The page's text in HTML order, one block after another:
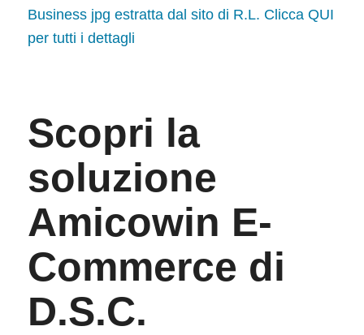
Business jpg estratta dal sito di R.L. Clicca QUI
per tutti i dettagli
Scopri la
soluzione
Amicowin E-
Commerce di
D.S.C.